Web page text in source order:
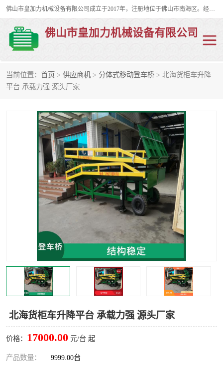
佛山市皇加力机械设备有限公司成立于2017年，注册地位于佛山市南海区。经营范围包括：其他机械设备及电子产品批发、电气设备批发、贸易代理、五金产品批发等；主要产品有：移动式登车桥、叉车装卸货平台、移动式升降机、升降货梯、油桶夹具、电动堆高车。
佛山市皇加力机械设备有限公司
当前位置： 首页 > 供应商机 > 分体式移动登车桥 > 北海货柜车升降
平台 承载力强 源头厂家
北海货柜车升降平台 承载力强 源头厂家
价格： 17000.00 元/台 起
产品数量： 9999.00台
移动式登车桥
步行式电动堆高车 移动登车台
叉车装卸货平台 电动搬运车
移动式升降平台 升降货梯
集装箱装柜平台 油桶夹具